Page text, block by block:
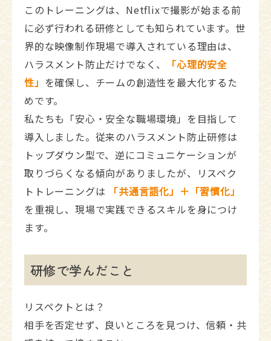
このトレーニングは、Netflixで撮影が始まる前
に必ず行われる研修としても知られています。世
界的な映像制作現場で導入されている理由は、
ハラスメント防止だけでなく、
「心理的安全
性」 を確保し、チームの創造性を最大化するた
めです。
私たちも「安心・安全な職場環境」を目指して
導入しました。従来のハラスメント防止研修は
トップダウン型で、逆にコミュニケーションが
取りづらくなる傾向がありましたが、リスペク
トトレーニングは
「共通言語化」＋「習慣化」
を重視し、現場で実践できるスキルを身につけ
ます。
研修で学んだこと
リスペクトとは？
相手を否定せず、良いところを見つけ、信頼・共